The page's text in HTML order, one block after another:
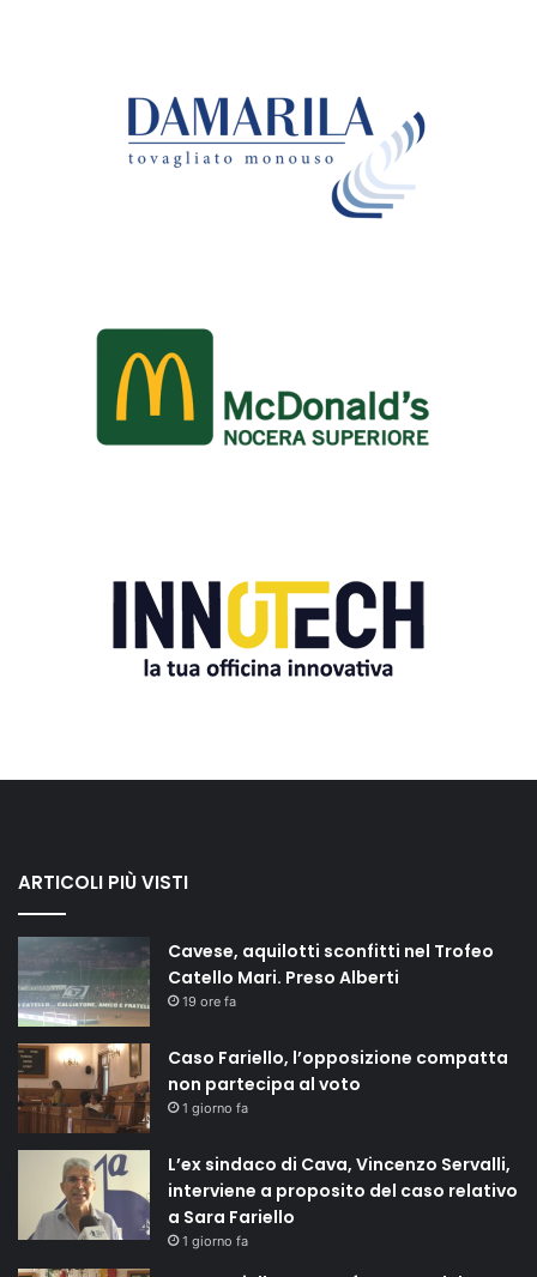
ARTICOLI PIÙ VISTI
Cavese, aquilotti sconfitti nel Trofeo
Catello Mari. Preso Alberti
19 ore fa
Caso Fariello, l’opposizione compatta
non partecipa al voto
1 giorno fa
L’ex sindaco di Cava, Vincenzo Servalli,
interviene a proposito del caso relativo
a Sara Fariello
1 giorno fa